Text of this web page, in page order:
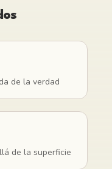
de la verdad
de la superficie